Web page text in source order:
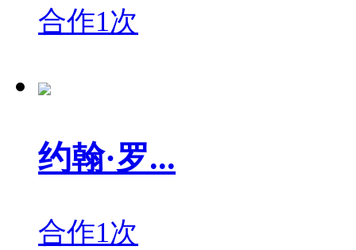
合作1次
约翰·罗...
合作1次